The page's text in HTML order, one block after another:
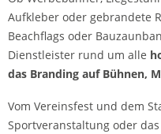
Aufkleber oder gebrandete
Beachflags oder
Dienstleister rund um alle
das Branding auf Bühnen,
Vom Vereinsfest und dem
Sportveranstaltung oder